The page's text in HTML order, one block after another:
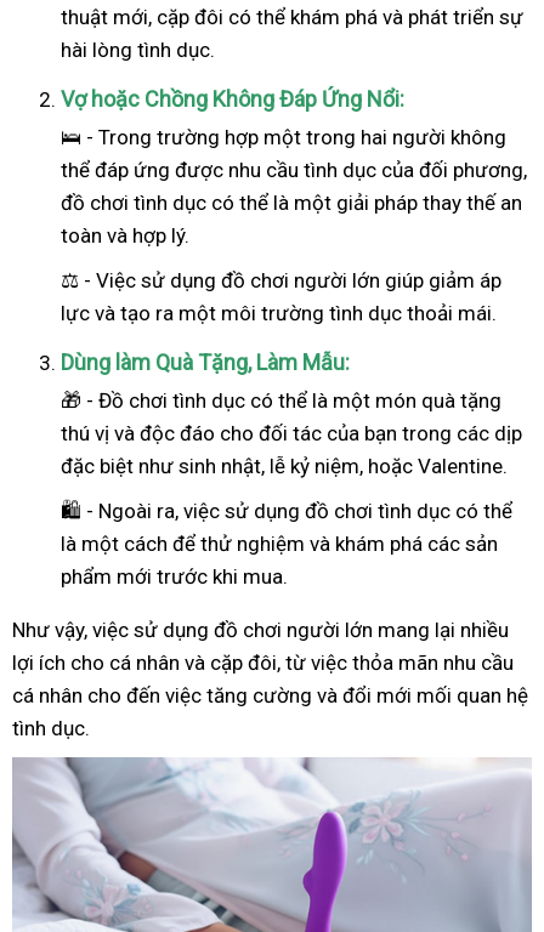
thuật mới, cặp đôi có thể khám phá và phát triển sự
hài lòng tình dục.
Vợ hoặc Chồng Không Đáp Ứng Nổi:
🛌 - Trong trường hợp một trong hai người không
thể đáp ứng được nhu cầu tình dục của đối phương,
đồ chơi tình dục có thể là một giải pháp thay thế an
toàn và hợp lý.
⚖️ - Việc sử dụng đồ chơi người lớn giúp giảm áp
lực và tạo ra một môi trường tình dục thoải mái.
Dùng làm Quà Tặng, Làm Mẫu:
🎁 - Đồ chơi tình dục có thể là một món quà tặng
thú vị và độc đáo cho đối tác của bạn trong các dịp
đặc biệt như sinh nhật, lễ kỷ niệm, hoặc Valentine.
🛍️ - Ngoài ra, việc sử dụng đồ chơi tình dục có thể
là một cách để thử nghiệm và khám phá các sản
phẩm mới trước khi mua.
Như vậy, việc sử dụng đồ chơi người lớn mang lại nhiều
lợi ích cho cá nhân và cặp đôi, từ việc thỏa mãn nhu cầu
cá nhân cho đến việc tăng cường và đổi mới mối quan hệ
tình dục.